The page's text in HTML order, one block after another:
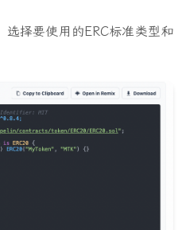
择要使用的ERC标准类型和